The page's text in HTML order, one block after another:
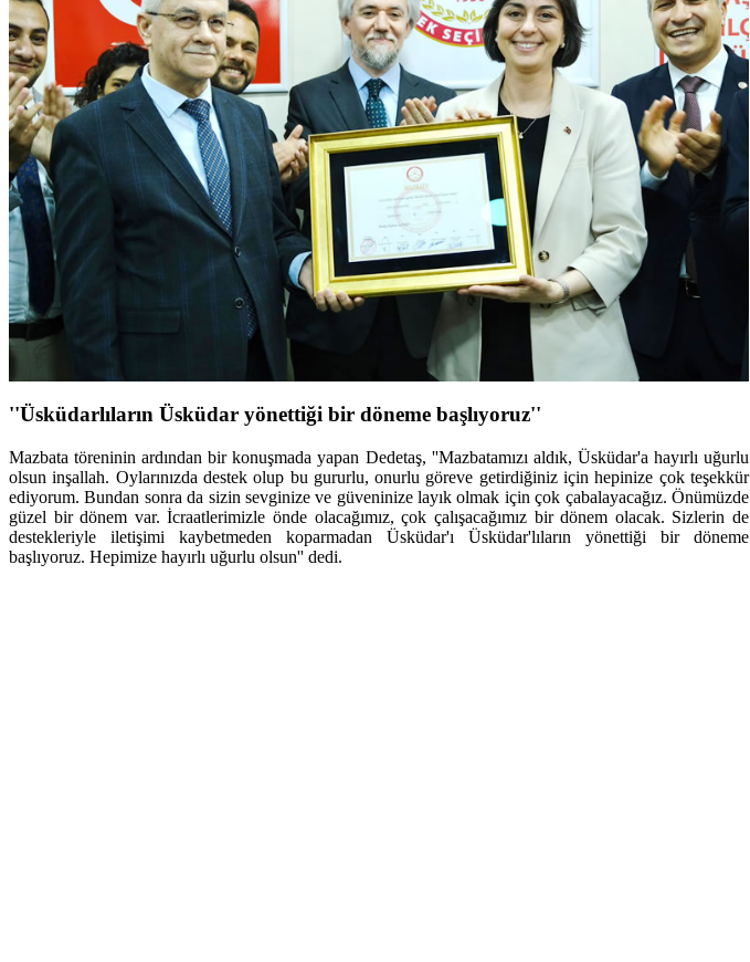
''Üsküdarlıların Üsküdar yönettiği bir döneme başlıyoruz''
Mazbata töreninin ardından bir konuşmada yapan Dedetaş, ''Mazbatamızı aldık, Üsküdar'a hayırlı uğurlu
olsun inşallah. Oylarınızda destek olup bu gururlu, onurlu göreve getirdiğiniz için hepinize çok teşekkür
ediyorum. Bundan sonra da sizin sevginize ve güveninize layık olmak için çok çabalayacağız. Önümüzde
güzel bir dönem var. İcraatlerimizle önde olacağımız, çok çalışacağımız bir dönem olacak. Sizlerin de
destekleriyle iletişimi kaybetmeden koparmadan Üsküdar'ı Üsküdar'lıların yönettiği bir döneme
başlıyoruz. Hepimize hayırlı uğurlu olsun'' dedi.